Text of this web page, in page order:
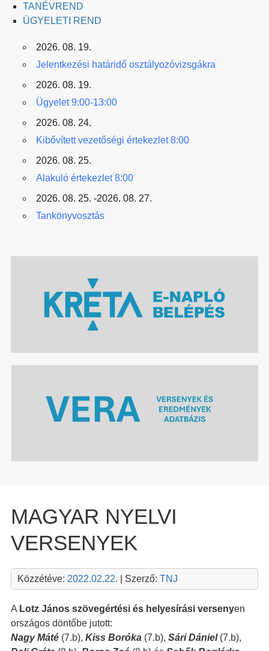
TANÉVREND
ÜGYELETI REND
2026. 08. 19.
Jelentkezési határidő osztályozóvizsgákra
2026. 08. 19.
Ügyelet 9:00-13:00
2026. 08. 24.
Kibővített vezetőségi értekezlet 8:00
2026. 08. 25.
Alakuló értekezlet 8:00
2026. 08. 25. -2026. 08. 27.
Tankönyvosztás
MAGYAR NYELVI
VERSENYEK
Közzétéve: 2022.02.22. | Szerző: TNJ
A Lotz János szövegértési és helyesírási versenyen
országos döntőbe jutott:
Nagy Máté(7.b), Kiss Boróka(7.b), Sári Dániel(7.b),